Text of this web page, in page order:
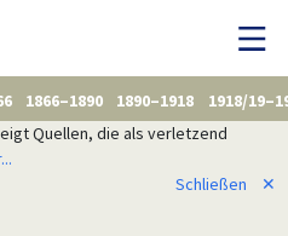
1866–1890 1890–1918
1918/
Quellen, die als verletzend
Schließen
✕